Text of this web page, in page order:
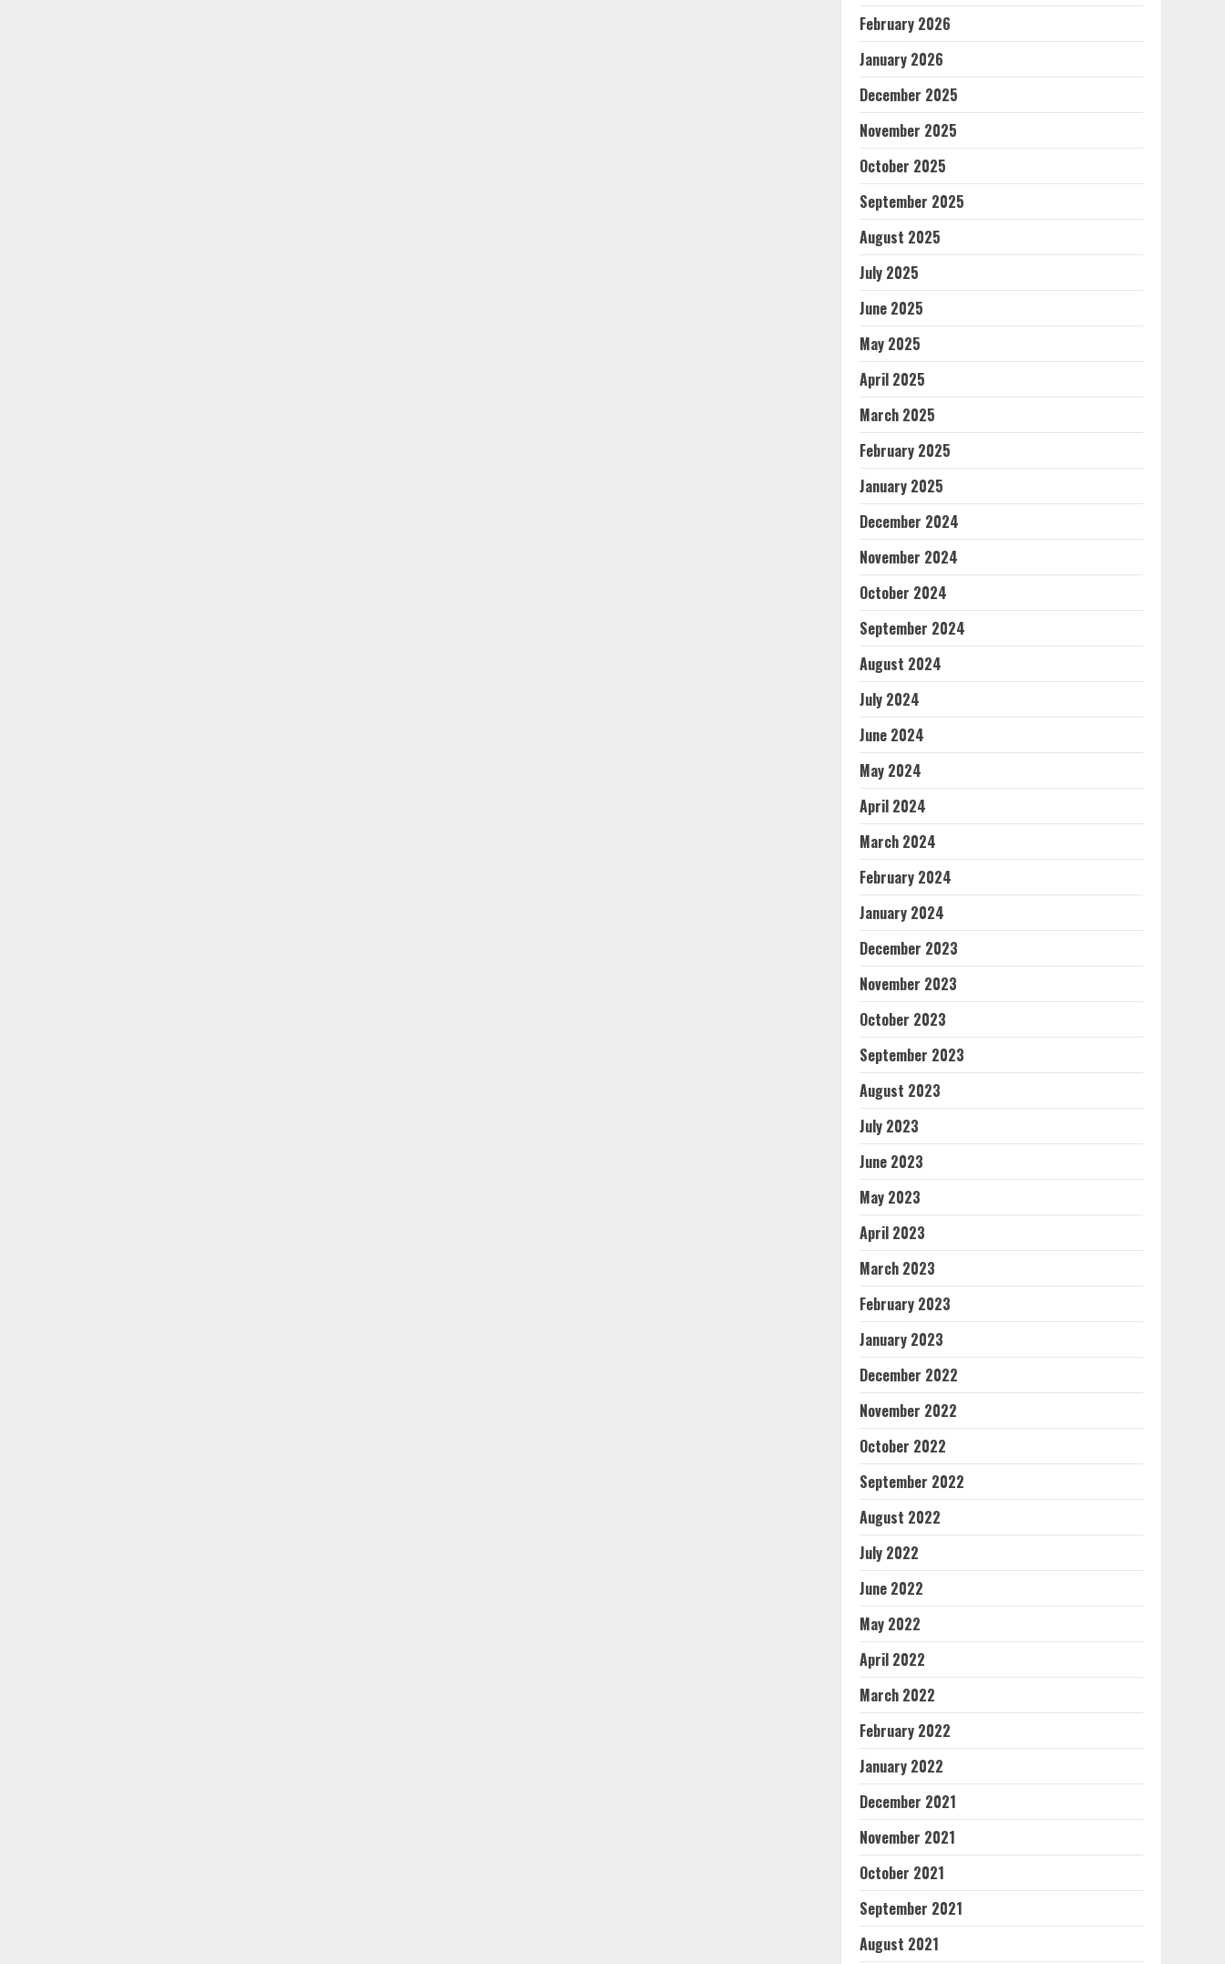
February 2026
January 2026
December 2025
November 2025
October 2025
September 2025
August 2025
July 2025
June 2025
May 2025
April 2025
March 2025
February 2025
January 2025
December 2024
November 2024
October 2024
September 2024
August 2024
July 2024
June 2024
May 2024
April 2024
March 2024
February 2024
January 2024
December 2023
November 2023
October 2023
September 2023
August 2023
July 2023
June 2023
May 2023
April 2023
March 2023
February 2023
January 2023
December 2022
November 2022
October 2022
September 2022
August 2022
July 2022
June 2022
May 2022
April 2022
March 2022
February 2022
January 2022
December 2021
November 2021
October 2021
September 2021
August 2021